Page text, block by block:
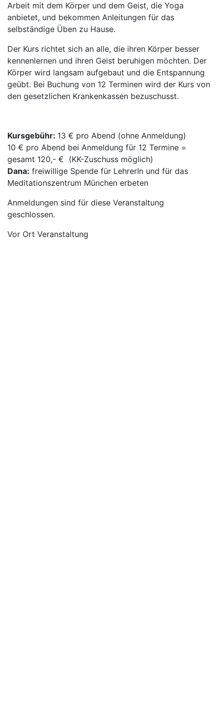
Arbeit mit dem Körper und dem Geist, die Yoga
anbietet, und bekommen Anleitungen für das
selbständige Üben zu Hause.
Der Kurs richtet sich an alle, die ihren Körper besser
kennenlernen und ihren Geist beruhigen möchten. Der
Körper wird langsam aufgebaut und die Entspannung
geübt. Bei Buchung von 12 Terminen wird der Kurs von
den gesetzlichen Krankenkassen bezuschusst.
Kursgebühr: 13 € pro Abend (ohne Anmeldung)
10 € pro Abend bei Anmeldung für 12 Termine =
gesamt 120,- € (KK-Zuschuss möglich)
Dana: freiwillige Spende für LehrerIn und für das
Meditationszentrum München erbeten
Anmeldungen sind für diese Veranstaltung
geschlossen.
Vor Ort Veranstaltung